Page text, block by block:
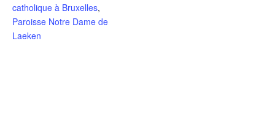
catholique à Bruxelles,
Paroisse Notre Dame de
Laeken